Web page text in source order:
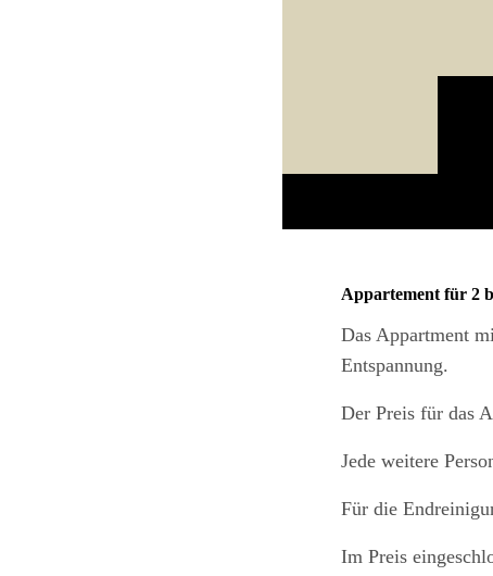
Appartement für 2
Das Appartment
Entspannung.
Der Preis für das
Jede weitere
Für die
Im Preis